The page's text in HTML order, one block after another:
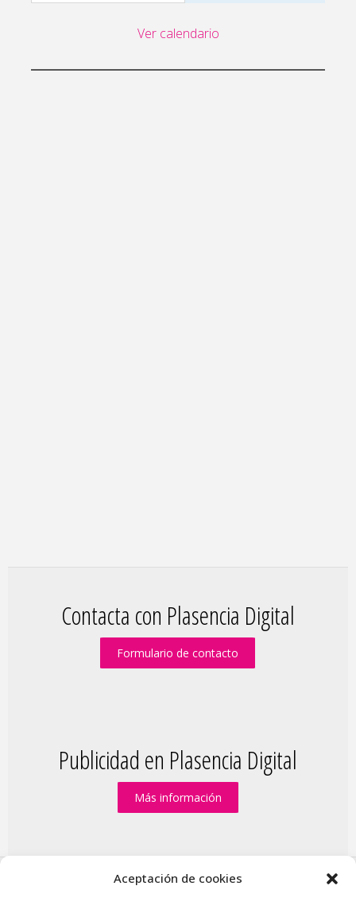
Aceptación de cookies
Ver calendario
Contacta con Plasencia Digital
Formulario de contacto
Publicidad en Plasencia Digital
Más información